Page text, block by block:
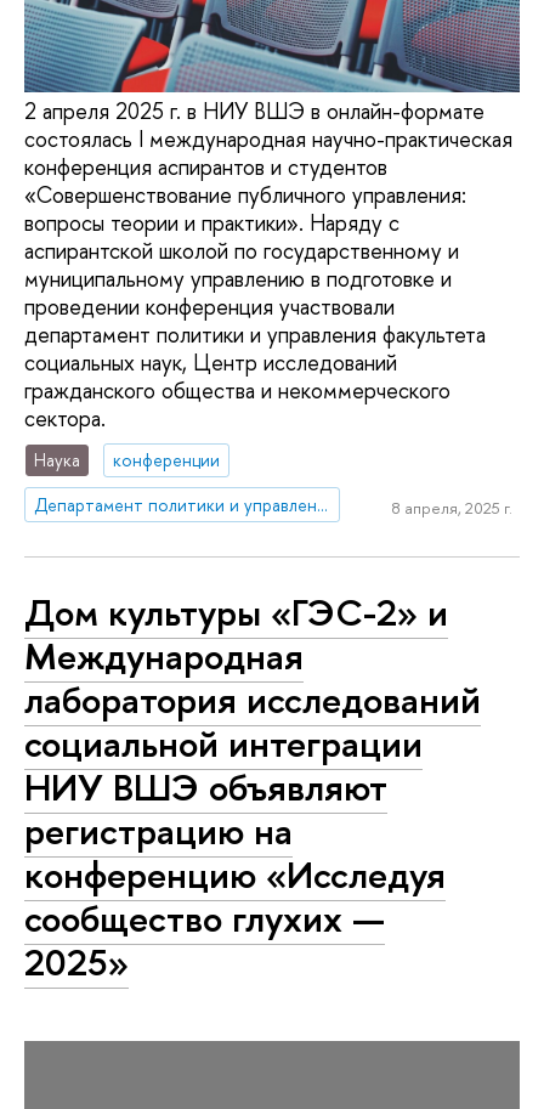
2 апреля 2025 г. в НИУ ВШЭ в онлайн-формате
состоялась I международная научно-практическая
конференция аспирантов и студентов
«Совершенствование публичного управления:
вопросы теории и практики». Наряду с
аспирантской школой по государственному и
муниципальному управлению в подготовке и
проведении конференция участвовали
департамент политики и управления факультета
социальных наук, Центр исследований
гражданского общества и некоммерческого
сектора.
Наука
конференции
Департамент политики и управления
8 апреля, 2025 г.
Дом культуры «ГЭС-2» и
Международная
лаборатория исследований
социальной интеграции
НИУ ВШЭ объявляют
регистрацию на
конференцию «Исследуя
сообщество глухих —
2025»